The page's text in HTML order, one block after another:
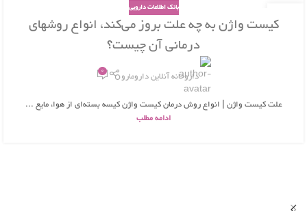
26
بانک اطلاعات دارویی
کیست واژن به چه علت بروز می‌کند، انواع روشهای
درمانی آن چیست؟
داروخانه آنلاین دارومارو 0
علت کیست واژن | انواع روش درمان کیست واژن کیسه بسته‌ای از هوا، مایع ...
ادامه مطلب